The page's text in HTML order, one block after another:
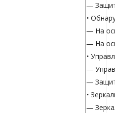
—
•
— На
— На
•
—
—
•
—